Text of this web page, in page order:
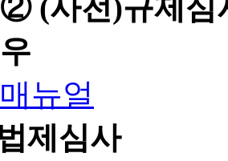
② (사전)규제심
우
매뉴얼
제심사